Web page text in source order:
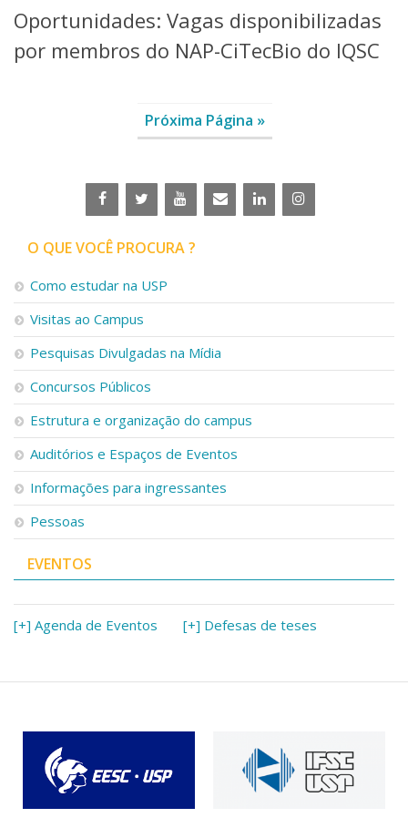
Oportunidades: Vagas disponibilizadas
por membros do NAP-CiTecBio do IQSC
Próxima Página »
O QUE VOCÊ PROCURA ?
Como estudar na USP
Visitas ao Campus
Pesquisas Divulgadas na Mídia
Concursos Públicos
Estrutura e organização do campus
Auditórios e Espaços de Eventos
Informações para ingressantes
Pessoas
EVENTOS
[+] Agenda de Eventos [+] Defesas de teses